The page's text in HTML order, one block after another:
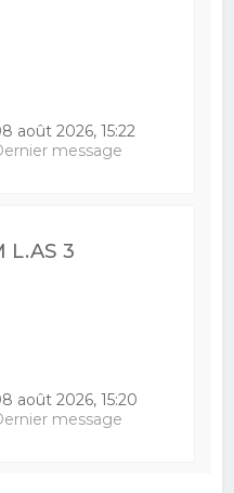
août 2026, 15:22
message
L.AS 3
août 2026, 15:20
message